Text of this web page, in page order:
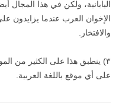
اليابانية، ولكن في هذا
الإخوان العرب عندما يزايدون
والافتخار.
٣) ينطبق هذا على الكثير من
على أي موقع باللغة العربية.